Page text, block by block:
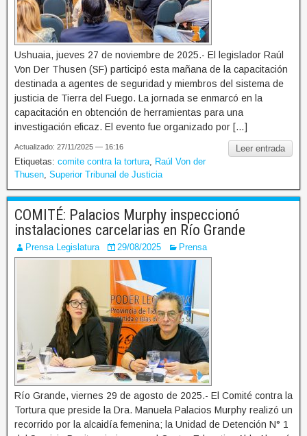
Ushuaia, jueves 27 de noviembre de 2025.- El legislador Raúl
Von Der Thusen (SF) participó esta mañana de la capacitación
destinada a agentes de seguridad y miembros del sistema de
justicia de Tierra del Fuego. La jornada se enmarcó en la
capacitación en obtención de herramientas para una
investigación eficaz. El evento fue organizado por […]
Leer entrada
Actualizado: 27/11/2025 — 16:16
Etiquetas: comite contra la tortura
Raúl Von der
Thusen Superior Tribunal de Justicia
COMITÉ: Palacios Murphy inspeccionó
instalaciones carcelarias en Río Grande
Prensa Legislatura 29/08/2025 Prensa
Río Grande, viernes 29 de agosto de 2025.- El Comité contra la
Tortura que preside la Dra. Manuela Palacios Murphy realizó un
recorrido por la alcaidía femenina; la Unidad de Detención N° 1